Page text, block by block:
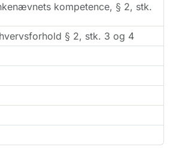
kompetence, § 2, stk.
§ 2, stk. 3 og 4